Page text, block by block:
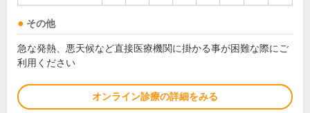
その他
急な発熱、悪天候など直接医療機関に掛かる事が困難な際にご
利用ください
オンライン診療の詳細をみる